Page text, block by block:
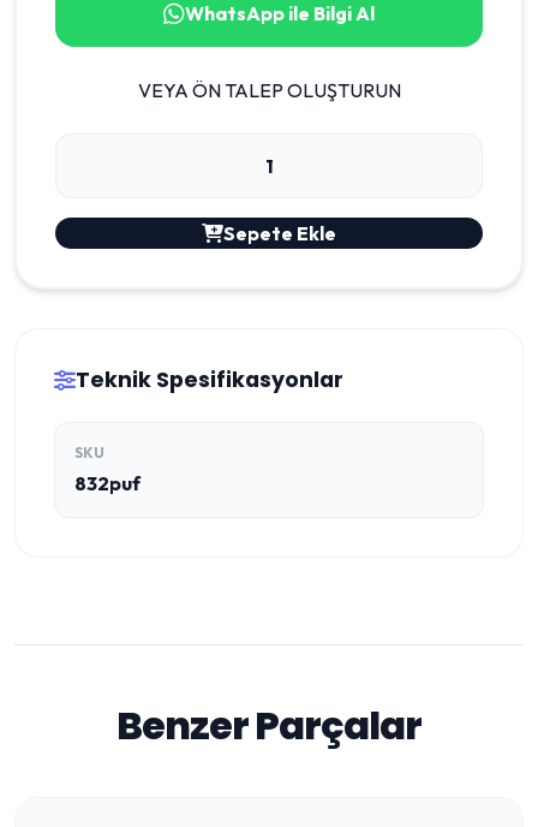
WhatsApp ile Bilgi Al
VEYA ÖN TALEP OLUŞTURUN
Sepete Ekle
Teknik Spesifikasyonlar
SKU
832puf
Benzer Parçalar